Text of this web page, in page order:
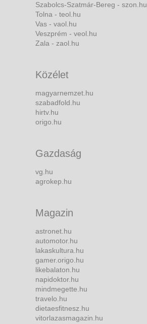
Szabolcs-Szatmár-Bereg - szon.hu
Tolna - teol.hu
Vas - vaol.hu
Veszprém - veol.hu
Zala - zaol.hu
Közélet
magyarnemzet.hu
szabadfold.hu
hirtv.hu
origo.hu
Gazdaság
vg.hu
agrokep.hu
Magazin
astronet.hu
automotor.hu
lakaskultura.hu
gamer.origo.hu
likebalaton.hu
napidoktor.hu
mindmegette.hu
travelo.hu
dietaesfitnesz.hu
vitorlazasmagazin.hu